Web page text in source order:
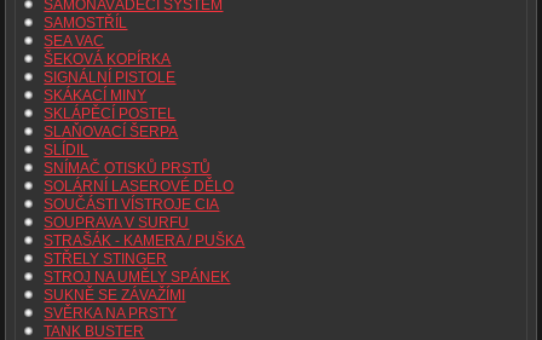
SAMONAVÁDĚCÍ SYSTÉM
SAMOSTŘÍL
SEA VAC
ŠEKOVÁ KOPÍRKA
SIGNÁLNÍ PISTOLE
SKÁKACÍ MINY
SKLÁPĚCÍ POSTEL
SLAŇOVACÍ ŠERPA
SLÍDIL
SNÍMAČ OTISKŮ PRSTŮ
SOLÁRNÍ LASEROVÉ DĚLO
SOUČÁSTI VÍSTROJE CIA
SOUPRAVA V SURFU
STRAŠÁK - KAMERA / PUŠKA
STŘELY STINGER
STROJ NA UMĚLY SPÁNEK
SUKNĚ SE ZÁVAŽÍMI
SVĚRKA NA PRSTY
TANK BUSTER